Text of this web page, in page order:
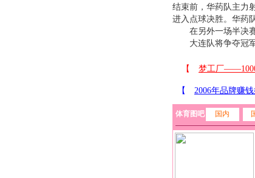
结束前，华药队主力
进入点球决胜。华药
在另外一场半决赛
大连队将争夺冠军
体育图吧 国内